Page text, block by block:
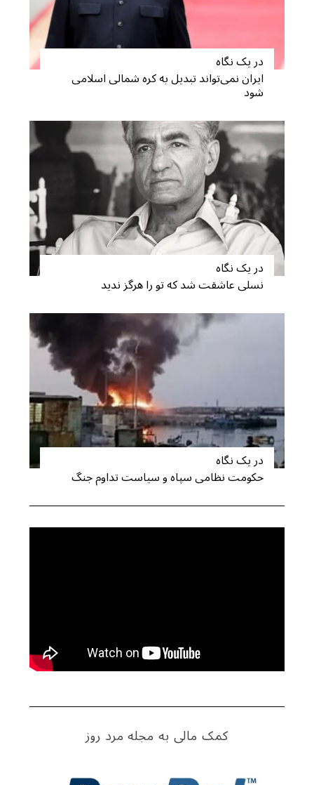
در یک نگاه
ایران نمی‌تواند تبدیل به کره شمالی اسلامی
شود
در یک نگاه
نسلی عاشقت شد که تو را هرگز ندید
در یک نگاه
حکومت نظامی سپاه و سیاست تداوم جنگ
کمک مالی به مجله مرد روز
o
r
: